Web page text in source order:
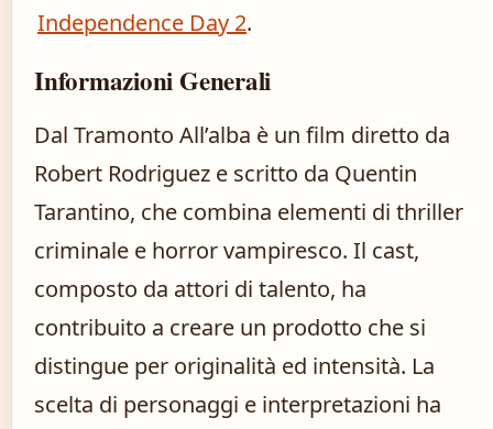
Independence Day 2.
Informazioni Generali
Dal Tramonto All’alba è un film diretto da
Robert Rodriguez e scritto da Quentin
Tarantino, che combina elementi di thriller
criminale e horror vampiresco. Il cast,
composto da attori di talento, ha
contribuito a creare un prodotto che si
distingue per originalità ed intensità. La
scelta di personaggi e interpretazioni ha